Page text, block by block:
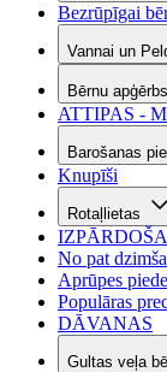
Bezrūpīgai
Vannai un
Bērnu apģērbs
ATTIPAS -
Barošanas
Knupīši
Rotaļlietas
No pat
Aprūpes
Populāras
DĀVANAS
Gultas veļa